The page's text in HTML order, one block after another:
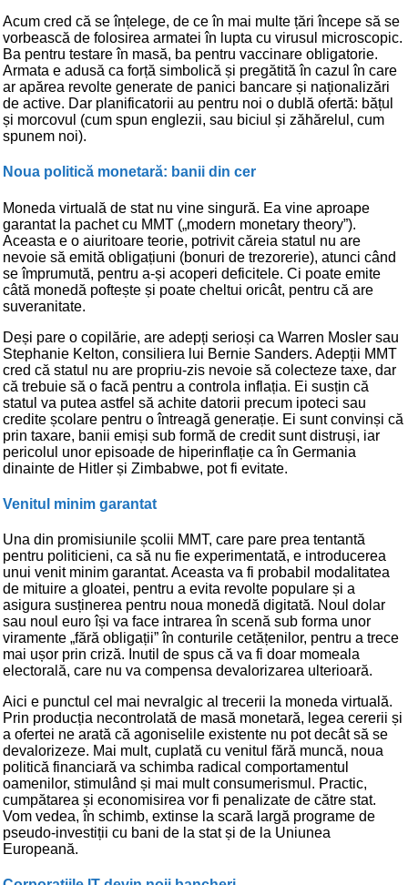
Acum cred că se înțelege, de ce în mai multe țări începe să se
vorbească de folosirea armatei în lupta cu virusul microscopic.
Ba pentru testare în masă, ba pentru vaccinare obligatorie.
Armata e adusă ca forță simbolică și pregătită în cazul în care
ar apărea revolte generate de panici bancare și naționalizări
de active. Dar planificatorii au pentru noi o dublă ofertă: bățul
și morcovul (cum spun englezii, sau biciul și zăhărelul, cum
spunem noi).
Noua politică monetară: banii din cer
Moneda virtuală de stat nu vine singură. Ea vine aproape
garantat la pachet cu MMT („modern monetary theory”).
Aceasta e o aiuritoare teorie, potrivit căreia statul nu are
nevoie să emită obligațiuni (bonuri de trezorerie), atunci când
se împrumută, pentru a-și acoperi deficitele. Ci poate emite
câtă monedă poftește și poate cheltui oricât, pentru că are
suveranitate.
Deși pare o copilărie, are adepți serioși ca Warren Mosler sau
Stephanie Kelton, consiliera lui Bernie Sanders. Adepții MMT
cred că statul nu are propriu-zis nevoie să colecteze taxe, dar
că trebuie să o facă pentru a controla inflația. Ei susțin că
statul va putea astfel să achite datorii precum ipoteci sau
credite școlare pentru o întreagă generație. Ei sunt convinși că
prin taxare, banii emiși sub formă de credit sunt distruși, iar
pericolul unor episoade de hiperinflație ca în Germania
dinainte de Hitler și Zimbabwe, pot fi evitate.
Venitul minim garantat
Una din promisiunile școlii MMT, care pare prea tentantă
pentru politicieni, ca să nu fie experimentată, e introducerea
unui venit minim garantat. Aceasta va fi probabil modalitatea
de mituire a gloatei, pentru a evita revolte populare și a
asigura susținerea pentru noua monedă digitată. Noul dolar
sau noul euro își va face intrarea în scenă sub forma unor
viramente „fără obligații” în conturile cetățenilor, pentru a trece
mai ușor prin criză. Inutil de spus că va fi doar momeala
electorală, care nu va compensa devalorizarea ulterioară.
Aici e punctul cel mai nevralgic al trecerii la moneda virtuală.
Prin producția necontrolată de masă monetară, legea cererii și
a ofertei ne arată că agoniselile existente nu pot decât să se
devalorizeze. Mai mult, cuplată cu venitul fără muncă, noua
politică financiară va schimba radical comportamentul
oamenilor, stimulând și mai mult consumerismul. Practic,
cumpătarea și economisirea vor fi penalizate de către stat.
Vom vedea, în schimb, extinse la scară largă programe de
pseudo-investiții cu bani de la stat și de la Uniunea
Europeană.